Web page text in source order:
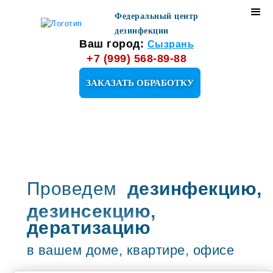
Федеральный центр
дезинфекции
Ваш город: Сызрань
+7 (999) 568-89-88
ЗАКАЗАТЬ ОБРАБОТКУ
Проведем дезинфекцию,
дезинсекцию,
дератизацию
в вашем доме, квартире, офисе